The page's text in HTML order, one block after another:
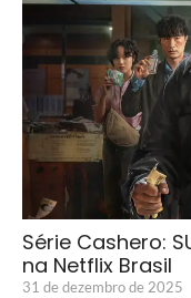
Série Cashero:
na Netflix Brasil
31 de dezembro de 2025